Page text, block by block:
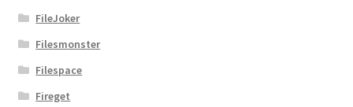
FileJoker
Filesmonster
Filespace
Fireget